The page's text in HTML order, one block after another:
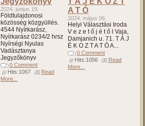
2024. június 19.
Földtulajdonosi
közösség közgyüllés.
4544 Nyírkarász,
Nyírkarász 0234/2 hrsz
Nyírségi Nyulas
Vadásztanya
Jegyzőkönyv
0 Comment
Hits:1067
Read
More...
A T Ó
2024. május 06.
Helyi Választási Iroda
V e z e t ő j é t ő l Vaja,
Damjanich u. 71. T Á J
É K O Z T A T Ó A...
0 Comment
Hits:1056
Read
More...